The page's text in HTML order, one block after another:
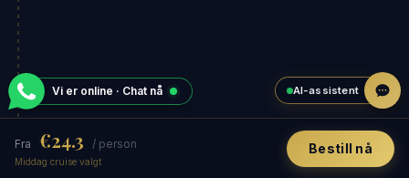
Fra €24.3 / person
Middag cruise valgt
Bestill nå
Vi er online · Chat nå AI-assistent